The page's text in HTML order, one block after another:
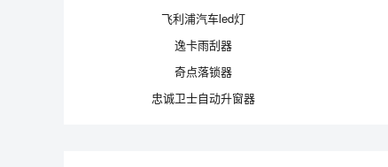
飞利浦汽车led灯
逸卡雨刮器
奇点落锁器
忠诚卫士自动升窗器